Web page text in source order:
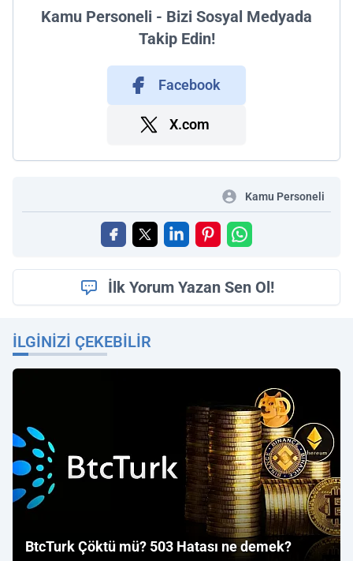
Kamu Personeli - Bizi Sosyal Medyada
Takip Edin!
Facebook
X.com
Kamu Personeli
İlk Yorum Yazan Sen Ol!
İLGINIZI ÇEKEBILIR
BtcTurk Çöktü mü? 503 Hatası ne demek?